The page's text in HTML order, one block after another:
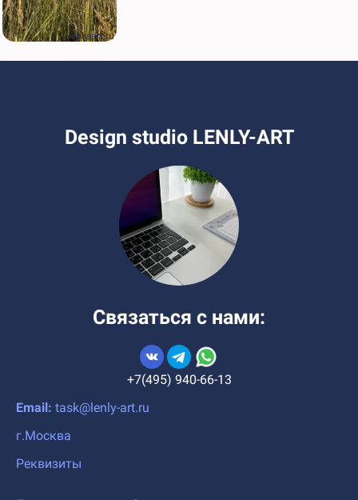
lenly-art.ru
Design studio LENLY-ART
Связаться с нами:
+7(495) 940-66-13
Email: task@lenly-art.ru
г.Москва
Реквизиты